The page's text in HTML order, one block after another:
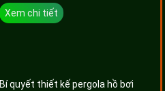
Xem chi tiết
Bí quyết thiết kế pergola hồ bơi